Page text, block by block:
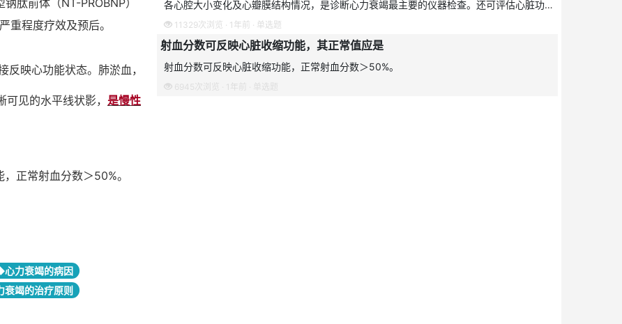
肽前体（NT-PROBNP）
程度疗效及预后。
映心功能状态。肺淤血，
可见的水平线状影， 是慢性
正常射血分数＞50%。
心力衰竭的病因
衰竭的治疗原则
各心腔大小变化及心瓣膜结构情况，是诊断心力衰竭最主要的仪器检查。还可评估心脏功
能：射血分数可反映心脏收缩功能，正常射血分
11329次浏览 · 1年前 · 单选题
射血分数可反映心脏收缩功能，其正常值应是
射血分数可反映心脏收缩功能，正常射血分数＞50%。
6945次浏览 · 1年前 · 单选题